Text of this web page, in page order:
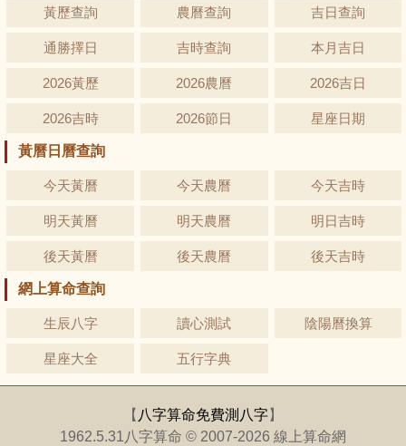
黃歷查詢 農曆查詢 吉日查詢
通勝擇日 吉時查詢 本月吉日
2026黃歷 2026農曆 2026吉日
2026吉時 2026節日 星座日期
黃曆日曆查詢
今天黃曆 今天農曆 今天吉時
明天黃曆 明天農曆 明日吉時
後天黃曆 後天農曆 後天吉時
網上算命查詢
生辰八字 讀心測試 陰陽曆換算
星座大全 五行字典
【 八字算命免費測八字】
1962.5.31八字算命 © 2007-2026 線上算命網